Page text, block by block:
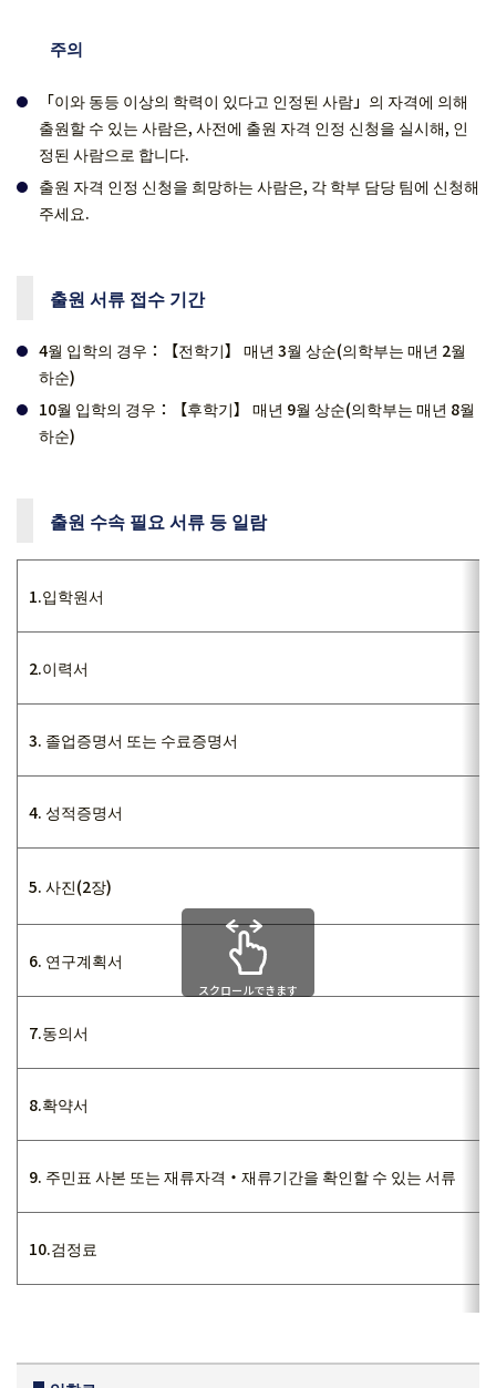
주의
「이와 동등 이상의 학력이 있다고 인정된 사람」의 자격에 의해
출원할 수 있는 사람은, 사전에 출원 자격 인정 신청을 실시해, 인
정된 사람으로 합니다.
출원 자격 인정 신청을 희망하는 사람은, 각 학부 담당 팀에 신청해
주세요.
출원 서류 접수 기간
4월 입학의 경우：【전학기】 매년 3월 상순(의학부는 매년 2월
하순)
10월 입학의 경우：【후학기】 매년 9월 상순(의학부는 매년 8월
하순)
출원 수속 필요 서류 등 일람
1.입학원서
2.이력서
3. 졸업증명서 또는 수료증명서
4. 성적증명서
5. 사진(2장)
6. 연구계획서
7.동의서
8.확약서
9. 주민표 사본 또는 재류자격・재류기간을 확인할 수 있는 서류
10.검정료
スクロールできます